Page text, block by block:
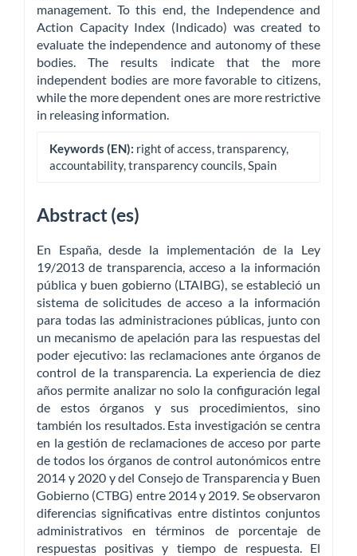
management. To this end, the Independence and
Action Capacity Index (Indicado) was created to
evaluate the independence and autonomy of these
bodies. The results indicate that the more
independent bodies are more favorable to citizens,
while the more dependent ones are more restrictive
in releasing information.
Keywords (EN): right of access, transparency,
accountability, transparency councils, Spain
Abstract (es)
En España, desde la implementación de la Ley
19/2013 de transparencia, acceso a la información
pública y buen gobierno (LTAIBG), se estableció un
sistema de solicitudes de acceso a la información
para todas las administraciones públicas, junto con
un mecanismo de apelación para las respuestas del
poder ejecutivo: las reclamaciones ante órganos de
control de la transparencia. La experiencia de diez
años permite analizar no solo la configuración legal
de estos órganos y sus procedimientos, sino
también los resultados. Esta investigación se centra
en la gestión de reclamaciones de acceso por parte
de todos los órganos de control autonómicos entre
2014 y 2020 y del Consejo de Transparencia y Buen
Gobierno (CTBG) entre 2014 y 2019. Se observaron
diferencias significativas entre distintos conjuntos
administrativos en términos de porcentaje de
respuestas positivas y tiempo de respuesta. El